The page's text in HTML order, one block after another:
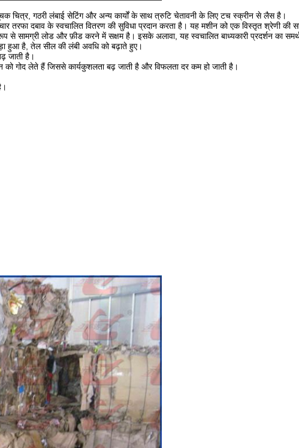
सूचक चित्र, गठरी लंबाई सेटिंग और अन्य कार्यों के साथ त्रुटि चेतावनी के लिए टच स्क्रीन से लैस है।
तरफा दबाव के स्वचालित वितरण की सुविधा प्रदान करता है। यह मशीन को एक विस्तृत श्रेणी की
सामग्री लोड और फ़ीड करने में सक्षम है। इसके अलावा, यह स्वचालित बाध्यकारी प्रदर्शन का
हुआ है, तेल सील की लंबी अवधि को बढ़ाते हुए।
जाती है।
गोद लेते हैं जिससे कार्यकुशलता बढ़ जाती है और विफलता दर कम हो जाती है।